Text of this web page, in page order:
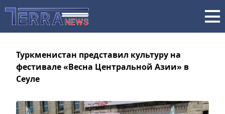
Туркменистан представил культуру на
фестивале «Весна Центральной Азии» в
Сеуле